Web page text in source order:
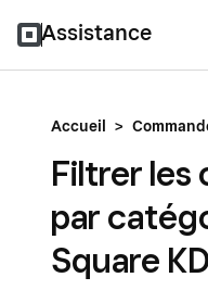
Assistance
Accueil >
Filtrer les
par
Square